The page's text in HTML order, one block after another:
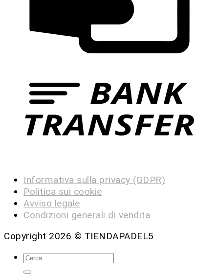
Informativa sulla privacy (GDPR)
Politica sui cookie
Avviso legale
Condizioni generali di vendita
Copyright 2026 © TIENDAPADEL5